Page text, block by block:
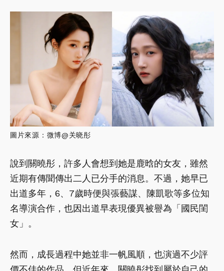
圖片來源：微博@关晓彤
說到關曉彤，許多人會想到她是鹿晗的女友，雖然
近期有傳聞傳出二人已分手的消息。不過，她早已
出道多年，6、7歲時便與張藝謀、陳凱歌等多位知
名導演合作，也因出道早表現優異被譽為「國民閨
女」。
然而，成長過程中她並非一帆風順，也演過不少評